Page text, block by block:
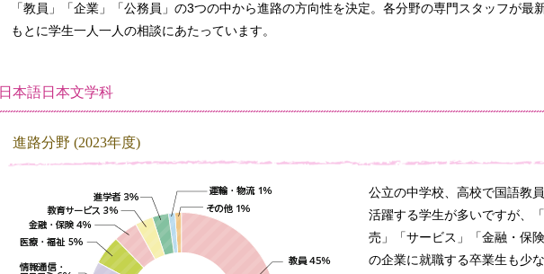
「教員」「企業」「公務員」の3つの中から進路の方向性を決定。各分野の専門スタッフが最
もとに学生一人一人の相談にあたっています。
日本語日本文学科
進路分野 (2023年度)
公立の中学校、高校で国語教
活躍する学生が多いですが、
売」「サービス」「金融・保
の企業に就職する卒業生も少